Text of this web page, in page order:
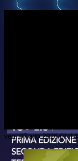
ven, 07 ago 2026 01:14